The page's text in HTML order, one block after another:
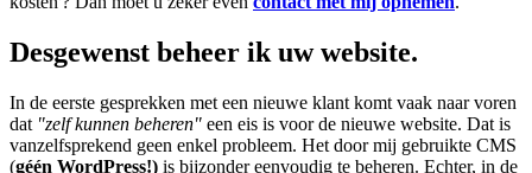
Desgewenst beheer ik uw website.
In de eerste gesprekken met een nieuwe klant komt vaak naar voren
dat "zelf kunnen beheren" een eis is voor de nieuwe website. Dat is
vanzelfsprekend geen enkel probleem. Het door mij gebruikte CMS
(géén WordPress!) is bijzonder eenvoudig te beheren. Echter, in de